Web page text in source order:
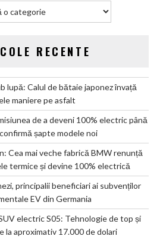
RECENTE
lupă: Calul de bătaie japonez învață
maniere pe asfalt
de a deveni 100% electric până
șapte modele noi
Cea mai veche fabrică BMW renunță
termice și devine 100% electrică
principalii beneficiari ai subvenților
EV din Germania
electric S05: Tehnologie de top și
la aproximativ 17.000 de dolari